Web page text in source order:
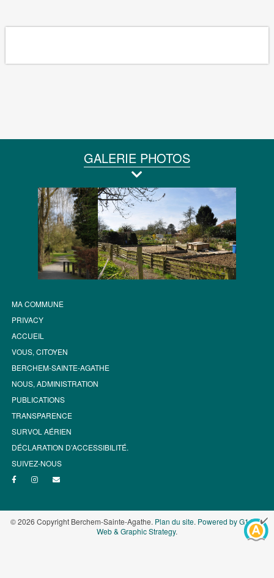
GALERIE PHOTOS
MA COMMUNE
PRIVACY
ACCUEIL
VOUS, CITOYEN
BERCHEM-SAINTE-AGATHE
NOUS, ADMINISTRATION
PUBLICATIONS
TRANSPARENCE
SURVOL AÉRIEN
DÉCLARATION D’ACCESSIBILITÉ.
SUIVEZ-NOUS
© 2026 Copyright Berchem-Sainte-Agathe. Plan du site. Powered by G1.be -
Web & Graphic Strategy.